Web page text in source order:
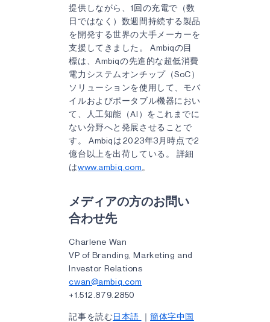
提供しながら、1回の充電で（数
日ではなく）数週間持続する製品
を開発する世界の大手メーカーを
支援してきました。 Ambiqの目
標は、Ambiqの先進的な超低消費
電力システムオンチップ（SoC）
ソリューションを使用して、モバ
イルおよびポータブル機器におい
て、人工知能（AI）をこれまでに
ない分野へと発展させることで
す。 Ambiqは2023年3月時点で2
億台以上を出荷している。 詳細
はwww.ambiq.com。
メディアの方のお問い
合わせ先
Charlene Wan
VP of Branding, Marketing and
Investor Relations
cwan@ambiq.com
+1.512.879.2850
記事を読む日本語 ｜簡体字中国